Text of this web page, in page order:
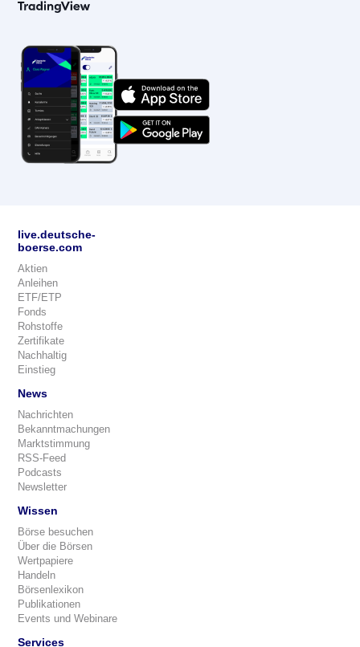
live.deutsche-
boerse.com
Aktien
Anleihen
ETF/ETP
Fonds
Rohstoffe
Zertifikate
Nachhaltig
Einstieg
News
Nachrichten
Bekanntmachungen
Marktstimmung
RSS-Feed
Podcasts
Newsletter
Wissen
Börse besuchen
Über die Börsen
Wertpapiere
Handeln
Börsenlexikon
Publikationen
Events und Webinare
Services